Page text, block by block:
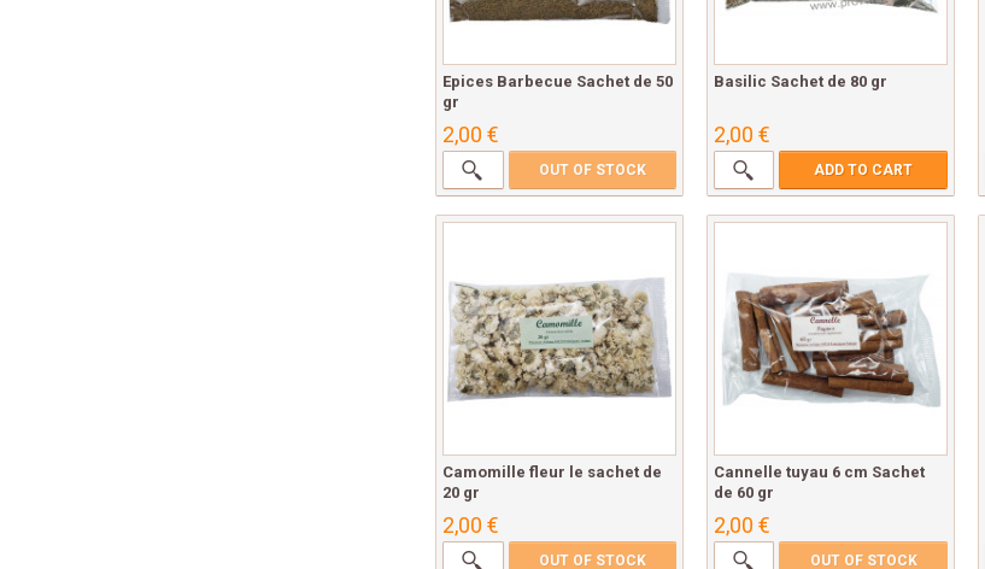
Epices Barbecue Sachet de 50
gr
2,00 €
OUT OF STOCK
Basilic Sachet de 80 gr
2,00 €
ADD TO CART
Camomille fleur le sachet de
20 gr
2,00 €
OUT OF STOCK
Cannelle tuyau 6 cm Sachet
de 60 gr
2,00 €
OUT OF STOCK